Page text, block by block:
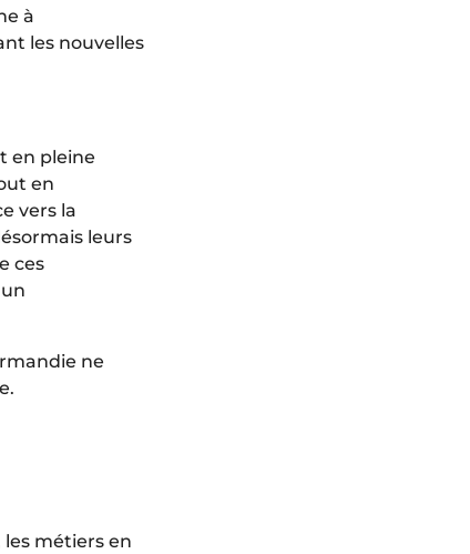
à
les nouvelles
en pleine
en
vers la
leurs
ces
ne
les métiers en